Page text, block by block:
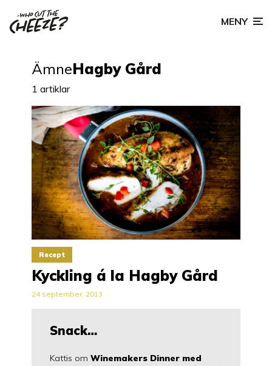
MENY
ÄmneHagby Gård
1 artiklar
Snack…
Kattis om Winemakers Dinner med
Recept
Kyckling á la Hagby Gård
24 september, 2013